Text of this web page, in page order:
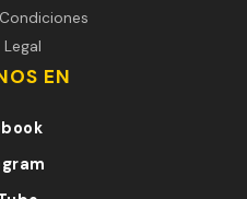
Legal
EN